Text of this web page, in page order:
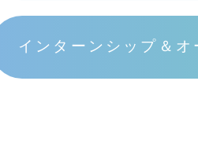
インターンシップ＆